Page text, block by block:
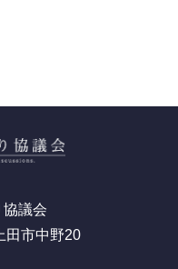
議会
田市中野20